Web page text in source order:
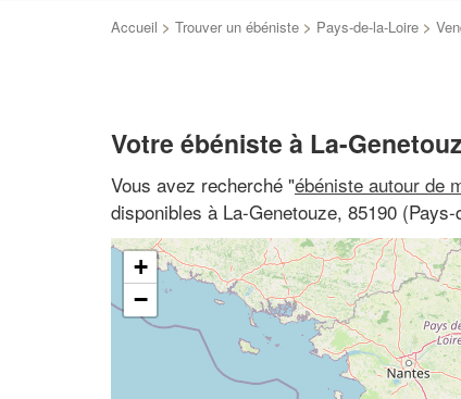
Accueil > Trouver un ébéniste > Pays-de-la-Loire >
Votre ébéniste à La-
Vous avez recherché "ébéniste autour de
disponibles à La-Genetouze, 85190
+
−